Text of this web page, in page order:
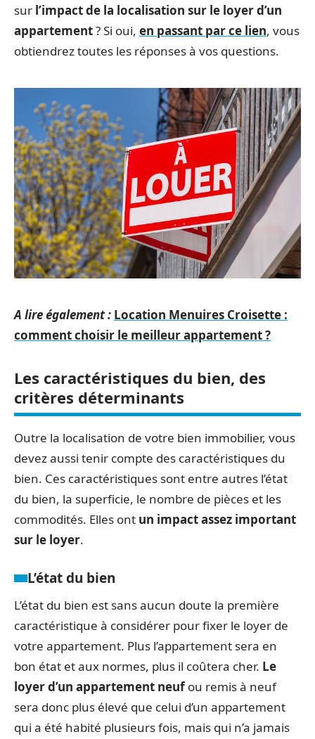
sur l’impact de la localisation sur le loyer d’un
appartement? Si oui, en passant par ce lien, vous
obtiendrez toutes les réponses à vos questions.
A lire également : Location Menuires Croisette :
comment choisir le meilleur appartement ?
Les caractéristiques du bien, des
critères déterminants
Outre la localisation de votre bien immobilier, vous
devez aussi tenir compte des caractéristiques du
bien. Ces caractéristiques sont entre autres l’état
du bien, la superficie, le nombre de pièces et les
commodités. Elles ont un impact assez important
sur le loyer.
L’état du bien
L’état du bien est sans aucun doute la première
caractéristique à considérer pour fixer le loyer de
votre appartement. Plus l’appartement sera en
bon état et aux normes, plus il coûtera cher. Le
loyer d’un appartement neufou remis à neuf
sera donc plus élevé que celui d’un appartement
qui a été habité plusieurs fois, mais qui n’a jamais